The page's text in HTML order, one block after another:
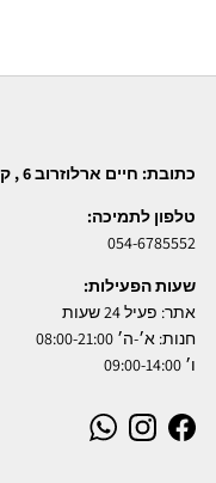
כתובת: חיים ארלוזרוב 6 , קריית שמונה
טלפון לתמיכה:
054-6785552
שעות הפעילות:
אתר: פעיל 24 שעות
חנות: א׳-ה׳ 08:00-21:00
ו׳ 09:00-14:00
Facebook
Instagram
WhatsApp